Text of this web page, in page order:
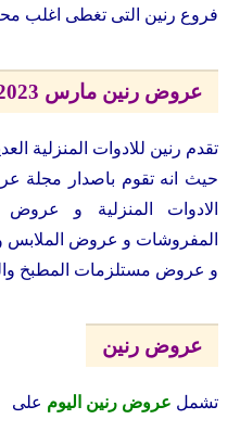
فروع رنين التى تغطى اغلب
عروض رنين مارس 2023
تقدم رنين للادوات المنزلية
حيث انه تقوم باصدار
الادوات المنزلية و
المفروشات و عروض الملابس
و عروض مستلزمات المطبخ
عروض رنين
تشمل عروض رنين اليوم على